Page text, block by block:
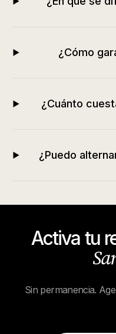
¿Cómo
¿Cuánto
¿Puedo
Activa tu
Sin permanencia.